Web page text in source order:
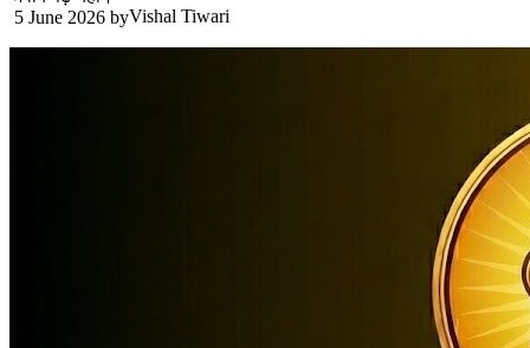
5 June 2026 byVishal Tiwari